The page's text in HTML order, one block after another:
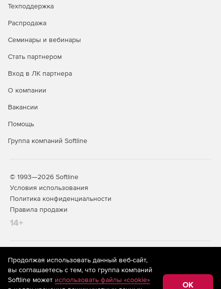
Техподдержка
Распродажа
Семинары и вебинары
Стать партнером
Вход в ЛК партнера
О компании
Вакансии
Помощь
Группа компаний Softline
© 1993—2026 Softline
Условия использования
Политика конфиденциальности
Правила продажи
14+
На информационном ресурсе store.softline.ru применяются
рекомендательные технологии
(информационные технологии
предоставления информации на основе сбора,
систематизации и анализа сведений, относящихся к
Продолжая использовать данный веб-сайт,
вы соглашаетесь с тем, что группа компаний
Softline может использовать файлы «cookie»
OK